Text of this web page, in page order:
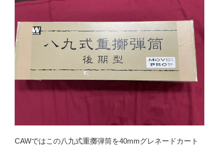
CAWではこの八九式重擲弾筒を40mmグレネードカート